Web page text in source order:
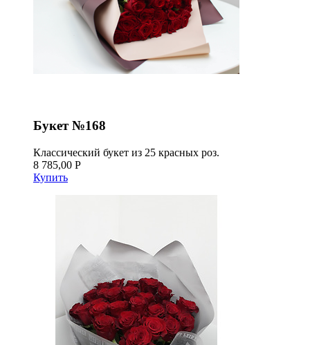
Букет №168
Классический букет из 25 красных роз.
8 785,00 Р
Купить